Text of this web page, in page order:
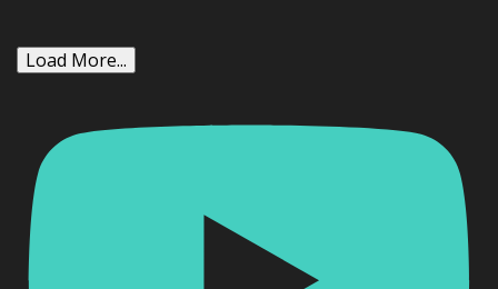
Load More...